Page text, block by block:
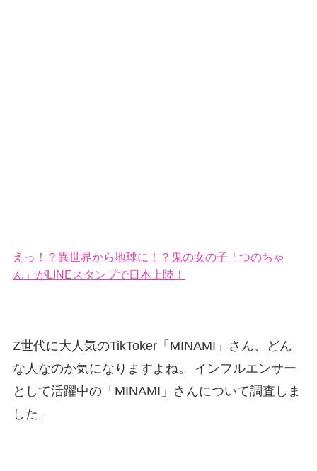
えっ！？異世界から地球に！？鬼の女の子「つのちゃ
ん」がLINEスタンプで日本上陸！
Z世代に大人気のTikToker「MINAMI」さん、どん
な人なのか気になりますよね。 インフルエンサー
として活躍中の「MINAMI」さんについて調査しま
した。